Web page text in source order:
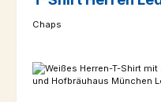
Chaps
Bildergalerie überspringen